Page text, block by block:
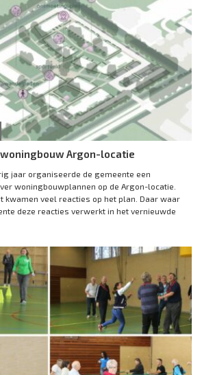
Argon-locatie
jaar organiseerde de gemeente een
woningbouwplannen op de Argon-locatie.
kwamen veel reacties op het plan. Daar waar
deze reacties verwerkt in het vernieuwde